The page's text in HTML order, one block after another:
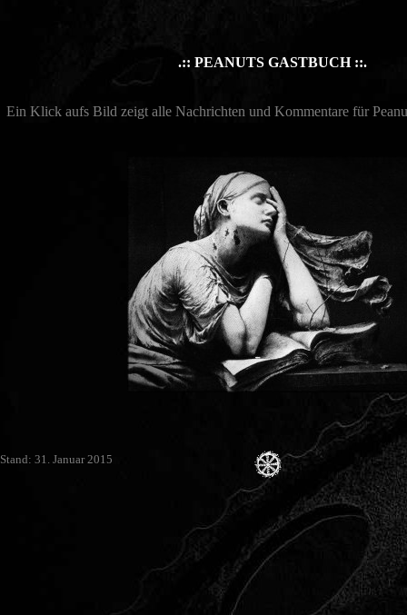
.:: PEANUTS GASTBUCH ::.
Ein Klick aufs Bild zeigt alle Nachrichten und Kommentare für
Stand: 31. Januar 2015